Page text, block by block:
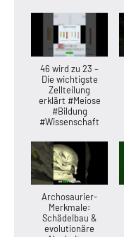
46 wird zu 23 –
Die wichtigste
Zellteilung
erklärt #Meiose
#Bildung
#Wissenschaft
Archosaurier-
Merkmale:
Schädelbau &
evolutionäre